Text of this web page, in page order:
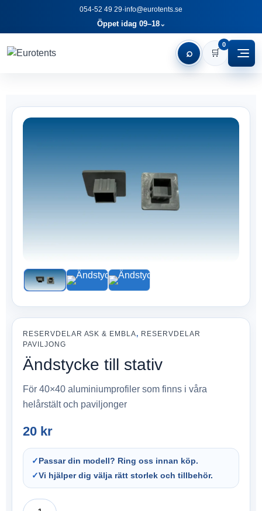
054-52 49 29·info@eurotents.se
Öppet idag 09–18⌄
⌕ 🛒
0
RESERVDELAR ASK & EMBLA, RESERVDELAR
PAVILJONG
Ändstycke till stativ
För 40×40 aluminiumprofiler som finns i våra
helårstält och paviljonger
20 kr
✓Passar din modell? Ring oss innan köp.
✓Vi hjälper dig välja rätt storlek och tillbehör.